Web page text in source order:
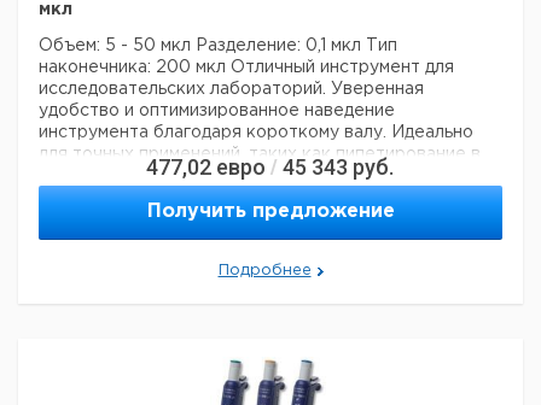
мкл
Объем: 5 - 50 мкл Разделение: 0,1 мкл
Тип
наконечника: 200 мкл Отличный инструмент для
исследовательских лабораторий. Уверенная
удобство и оптимизированное наведение
инструмента благодаря короткому валу. Идеально
для точных применений, таких как пипетирование в
микропробирках. Инновационная концепция
уплотнительных колец означает чрезвычайно
бережное пипетирование и снижение усталости рук
во время рабочих процессов. Непревзойденные
рабочие характеристики и долговечность
дозированию.
50 мкл
1
477,02 евро / 45 343 руб.
Получить предложение
Подробнее